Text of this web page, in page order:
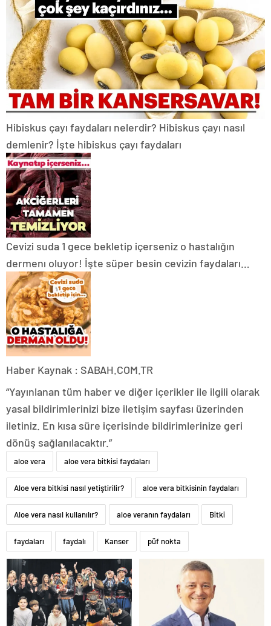
Hibiskus çayı faydaları nelerdir? Hibiskus çayı nasıl
demlenir? İşte hibiskus çayı faydaları
Cevizi suda 1 gece bekletip içerseniz o hastalığın
dermenı oluyor! İşte süper besin cevizin faydaları…
Haber Kaynak : SABAH.COM.TR
“Yayınlanan tüm haber ve diğer içerikler ile ilgili olarak
yasal bildirimlerinizi bize iletişim sayfası üzerinden
iletiniz. En kısa süre içerisinde bildirimlerinize geri
dönüş sağlanılacaktır.”
aloe vera aloe vera bitkisi faydaları
Aloe vera bitkisi nasıl yetiştirilir? aloe vera bitkisinin faydaları
Aloe vera nasıl kullanılır? aloe veranın faydaları Bitki
faydaları faydalı Kanser püf nokta